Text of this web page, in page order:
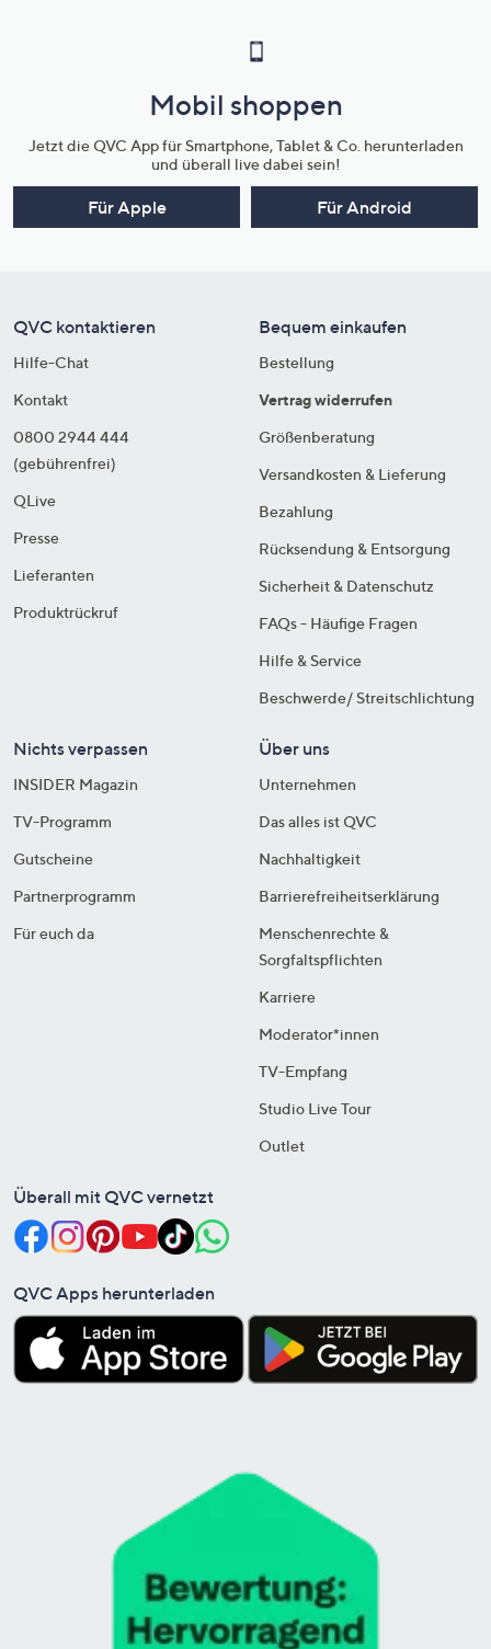
Mobil shoppen
Jetzt die QVC App für Smartphone, Tablet & Co. herunterladen
und überall live dabei sein!
Für Apple Für Android
QVC kontaktieren
Hilfe-Chat
Kontakt
0800 2944 444
(gebührenfrei)
QLive
Presse
Lieferanten
Produktrückruf
Bequem einkaufen
Bestellung
Vertrag widerrufen
Größenberatung
Versandkosten & Lieferung
Bezahlung
Rücksendung & Entsorgung
Sicherheit & Datenschutz
FAQs - Häufige Fragen
Hilfe & Service
Beschwerde/ Streitschlichtung
Nichts verpassen
INSIDER Magazin
TV-Programm
Gutscheine
Partnerprogramm
Für euch da
Über uns
Unternehmen
Das alles ist QVC
Nachhaltigkeit
Barrierefreiheitserklärung
Menschenrechte &
Sorgfaltspflichten
Karriere
Moderator*innen
TV-Empfang
Studio Live Tour
Outlet
Überall mit QVC vernetzt
QVC Apps herunterladen